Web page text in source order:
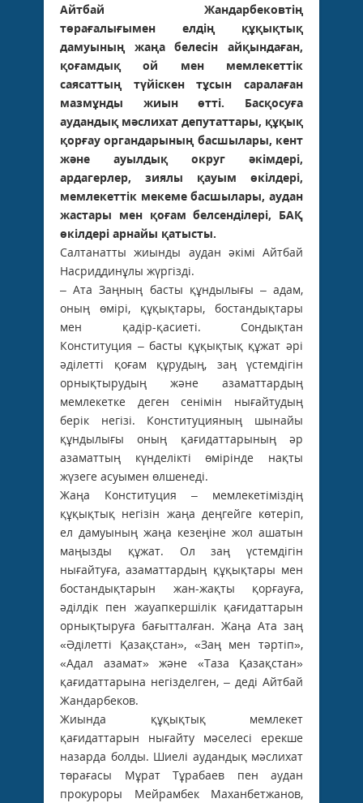
Айтбай Жандарбековтің
төрағалығымен елдің құқықтық
дамуының жаңа белесін айқындаған,
қоғамдық ой мен мемлекеттік
саясаттың түйіскен тұсын саралаған
мазмұнды жиын өтті. Басқосуға
аудандық мәслихат депутаттары, құқық
қорғау органдарының басшылары, кент
және ауылдық округ әкімдері,
ардагерлер, зиялы қауым өкілдері,
мемлекеттік мекеме басшылары, аудан
жастары мен қоғам белсенділері, БАҚ
өкілдері арнайы қатысты.
Салтанатты жиынды аудан әкімі Айтбай
Насриддинұлы жүргізді.
– Ата Заңның басты құндылығы – адам,
оның өмірі, құқықтары, бостандықтары
мен қадір-қасиеті. Сондықтан
Конституция – басты құқықтық құжат әрі
әділетті қоғам құрудың, заң үстемдігін
орнықтырудың және азаматтардың
мемлекетке деген сенімін нығайтудың
берік негізі. Конституцияның шынайы
құндылығы оның қағидаттарының әр
азаматтың күнделікті өмірінде нақты
жүзеге асуымен өлшенеді.
Жаңа Конституция – мемлекетіміздің
құқықтық негізін жаңа деңгейге көтеріп,
ел дамуының жаңа кезеңіне жол ашатын
маңызды құжат. Ол заң үстемдігін
нығайтуға, азаматтардың құқықтары мен
бостандықтарын жан-жақты қорғауға,
әділдік пен жауапкершілік қағидаттарын
орнықтыруға бағытталған. Жаңа Ата заң
«Әділетті Қазақстан», «Заң мен тәртіп»,
«Адал азамат» және «Таза Қазақстан»
қағидаттарына негізделген, – деді Айтбай
Жандарбеков.
Жиында құқықтық мемлекет
қағидаттарын нығайту мәселесі ерекше
назарда болды. Шиелі аудандық мәслихат
төрағасы Мұрат Тұрабаев пен аудан
прокуроры Мейрамбек Маханбетжанов,